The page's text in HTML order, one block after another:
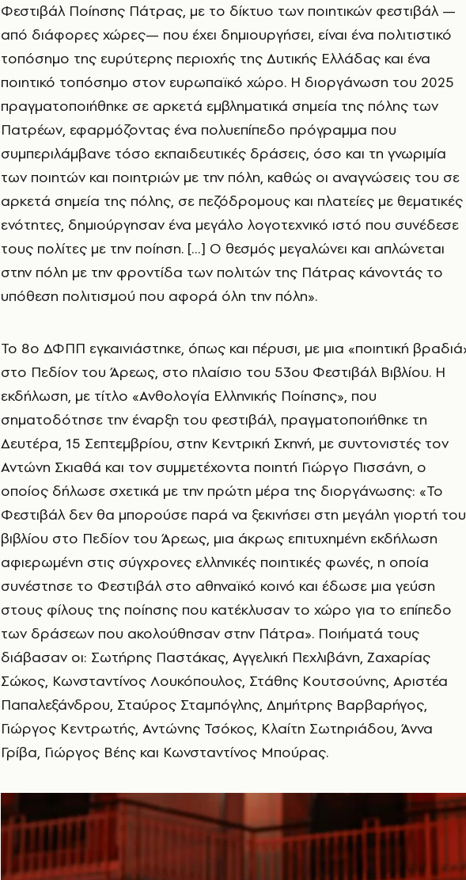
Φεστιβάλ Ποίησης Πάτρας, με το δίκτυο των ποιητικών φεστιβάλ —
από διάφορες χώρες— που έχει δημιουργήσει, είναι ένα πολιτιστικό
τοπόσημο της ευρύτερης περιοχής της Δυτικής Ελλάδας και ένα
ποιητικό τοπόσημο στον ευρωπαϊκό χώρο. Η διοργάνωση του 2025
πραγματοποιήθηκε σε αρκετά εμβληματικά σημεία της πόλης των
Πατρέων, εφαρμόζοντας ένα πολυεπίπεδο πρόγραμμα που
συμπεριλάμβανε τόσο εκπαιδευτικές δράσεις, όσο και τη γνωριμία
των ποιητών και ποιητριών με την πόλη, καθώς οι αναγνώσεις του σε
αρκετά σημεία της πόλης, σε πεζόδρομους και πλατείες με θεματικές
ενότητες, δημιούργησαν ένα μεγάλο λογοτεχνικό ιστό που συνέδεσε
τους πολίτες με την ποίηση. […] Ο θεσμός μεγαλώνει και απλώνεται
στην πόλη με την φροντίδα των πολιτών της Πάτρας κάνοντάς το
υπόθεση πολιτισμού που αφορά όλη την πόλη».
Το 8ο ΔΦΠΠ εγκαινιάστηκε, όπως και πέρυσι, με μια «ποιητική
στο Πεδίον του Άρεως, στο πλαίσιο του 53ου Φεστιβάλ Βιβλίου. Η
εκδήλωση, με τίτλο «Ανθολογία Ελληνικής Ποίησης», που
σηματοδότησε την έναρξη του φεστιβάλ, πραγματοποιήθηκε τη
Δευτέρα, 15 Σεπτεμβρίου, στην Κεντρική Σκηνή, με συντονιστές τον
Αντώνη Σκιαθά και τον συμμετέχοντα ποιητή Γιώργο Πισσάνη, ο
οποίος δήλωσε σχετικά με την πρώτη μέρα της διοργάνωσης: «Το
Φεστιβάλ δεν θα μπορούσε παρά να ξεκινήσει στη μεγάλη γιορτή του
βιβλίου στο Πεδίον του Άρεως, μια άκρως επιτυχημένη εκδήλωση
αφιερωμένη στις σύγχρονες ελληνικές ποιητικές φωνές, η οποία
συνέστησε το Φεστιβάλ στο αθηναϊκό κοινό και έδωσε μια γεύση
στους φίλους της ποίησης που κατέκλυσαν το χώρο για το επίπεδο
των δράσεων που ακολούθησαν στην Πάτρα». Ποιήματά τους
διάβασαν οι: Σωτήρης Παστάκας, Αγγελική Πεχλιβάνη, Ζαχαρίας
Σώκος, Κωνσταντίνος Λουκόπουλος, Στάθης Κουτσούνης, Αριστέα
Παπαλεξάνδρου, Σταύρος Σταμπόγλης, Δημήτρης Βαρβαρήγος,
Γιώργος Κεντρωτής, Αντώνης Τσόκος, Κλαίτη Σωτηριάδου, Άννα
Γρίβα, Γιώργος Βέης και Κωνσταντίνος Μπούρας.